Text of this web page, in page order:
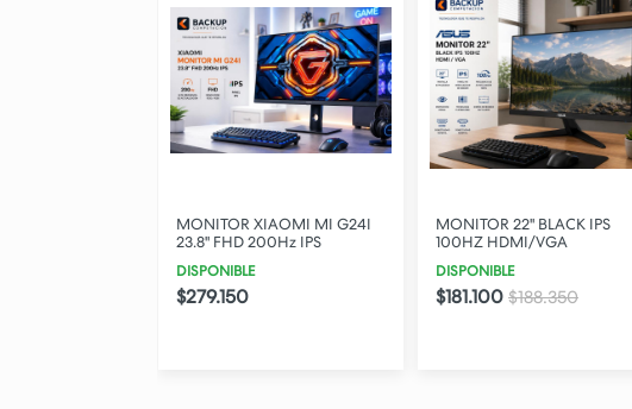
MONITOR XIAOMI MI G24I
23.8" FHD 200Hz IPS
DISPONIBLE
$279.150
MONITOR 22" BLACK IPS
100HZ HDMI/VGA
DISPONIBLE
$181.100 $188.350